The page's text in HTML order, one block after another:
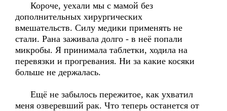
Короче, уехали мы с мамой без
дополнительных хирургических
вмешательств. Силу медики применять не
стали. Рана заживала долго - в неё попали
микробы. Я принимала таблетки, ходила на
перевязки и прогревания. Ни за какие косяки
больше не держалась.
Ещё не забылось пережитое, как ухватил
меня озверевший рак. Что теперь останется от